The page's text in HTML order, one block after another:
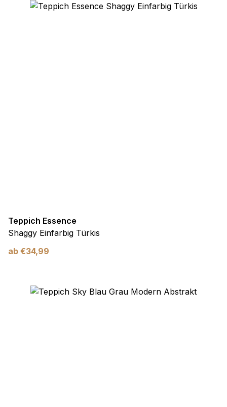
Teppich Essence
Shaggy Einfarbig Türkis
ab €34,99